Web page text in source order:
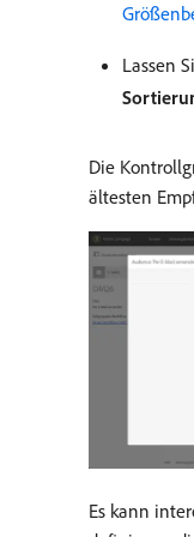
Lassen
Die
ältesten
Es kann